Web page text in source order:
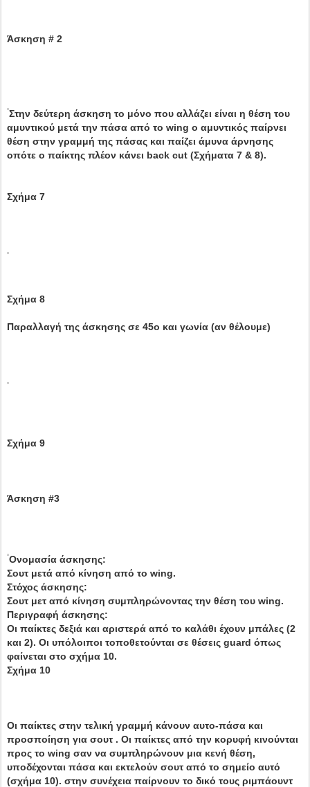
Άσκηση # 2
Στην δεύτερη άσκηση το μόνο που αλλάζει είναι η θέση του
αμυντικού μετά την πάσα από το wing ο αμυντικός παίρνει
θέση στην γραμμή της πάσας και παίζει άμυνα άρνησης
οπότε ο παίκτης πλέον κάνει back cut (Σχήματα 7 & 8).
Σχήμα 7
Σχήμα 8
Παραλλαγή της άσκησης σε 45ο και γωνία (αν θέλουμε)
Σχήμα 9
Άσκηση #3
Ονομασία άσκησης:
Σουτ μετά από κίνηση από το wing.
Στόχος άσκησης:
Σουτ μετ από κίνηση συμπληρώνοντας την θέση του wing.
Περιγραφή άσκησης:
Οι παίκτες δεξιά και αριστερά από το καλάθι έχουν μπάλες (2
και 2). Οι υπόλοιποι τοποθετούνται σε θέσεις guard όπως
φαίνεται στο σχήμα 10.
Σχήμα 10
Οι παίκτες στην τελική γραμμή κάνουν αυτο-πάσα και
προσποίηση για σουτ . Οι παίκτες από την κορυφή κινούνται
προς το wing σαν να συμπληρώνουν μια κενή θέση,
υποδέχονται πάσα και εκτελούν σουτ από το σημείο αυτό
(σχήμα 10). στην συνέχεια παίρνουν το δικό τους ριμπάουντ